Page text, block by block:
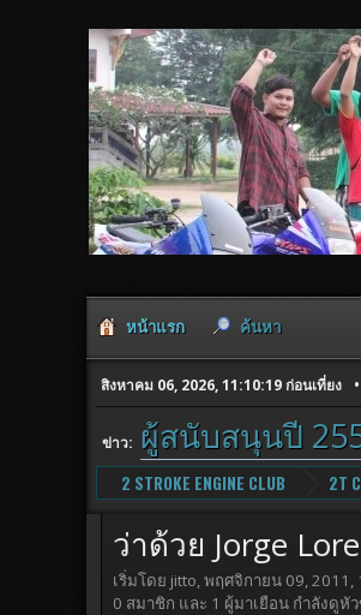
หน้าแรก ค้นหา
สิงหาคม 06, 2026, 11:10:19 ก่อนเที่ยง
ข่าว: ผู้สนับสนุนปี
2 STROKE ENGINE CLUB 2T
ว่าด้วย Jorge
เริ่มโดย jitto, พฤศจิกายน 09, 2011,
0 สมาชิก และ 1 ผู้มาเยือน กำลังดูหั